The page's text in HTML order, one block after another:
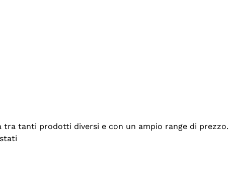
tanti prodotti diversi e con un ampio range di